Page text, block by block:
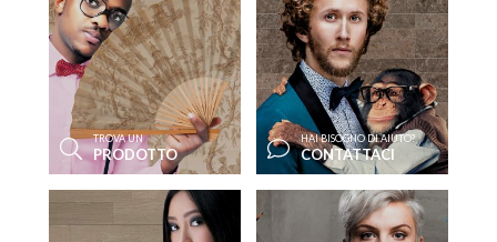
TROVA UN
PRODOTTO
HAI BISOGNO DI AIUTO?
CONTATTACI